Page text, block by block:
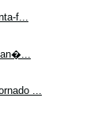
f...
...